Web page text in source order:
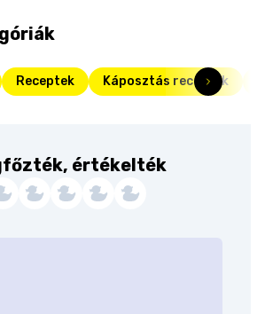
Receptek Káposztás receptek
értékelték